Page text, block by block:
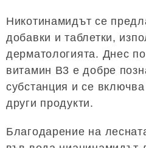
Никотинамидът се
добавки и таблетки,
дерматологията. Днес
витамин В3 е добре
субстанция и се
други продукти.
Благодарение на